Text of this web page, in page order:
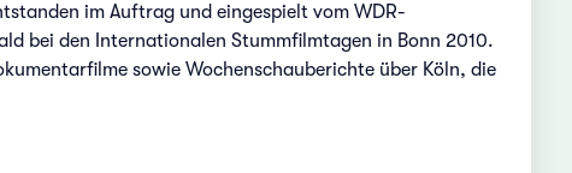
im Auftrag und eingespielt vom WDR-
bei den Internationalen Stummfilmtagen in Bonn 2010.
sowie Wochenschauberichte über Köln, die